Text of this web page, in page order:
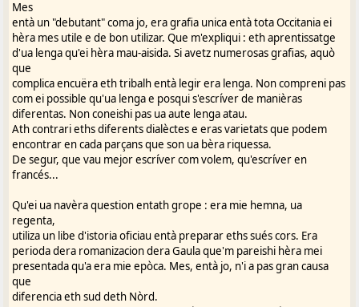
gascoûn. E,
supausan bahide que la póu de las péques ourtougrafiques e-n sie
la cause,
qu'a l'amabilitat de segnala lou courrectou ourtougrafic de Per
noste.
Ta ço de you, s'escrìvi en francés, qu'éy ta eslaryi lou lectourat,
permou
que nou soun pas mayouritàris lous qui coumprénën lou gascoûn,
talèu sourtit
de "adixat, quin ve va ?" e "macarèu, quin xapèu !".
Et ta ço de l'ourtougrafie, qu'abandounèy la dous ouccitanistes
a, au parat dous mêns recèrcs souciolinguistics e istourics
preliminàris a
l'espausat de las mies idées sus la grafie dou gascoûn oéy lou die.
Que poux
escrivë en la grafie dou courrrectou xéns éth, en la grafie de
l'Escole
Gastou Febus de 1905, en la grafie classique adaptade au gascoûn
Mes
entà un "debutant" coma jo, era grafia unica entà tota Occitania ei
hèra mes utile e de bon utilizar. Que m'expliqui : eth aprentissatge
d'ua lenga qu'ei hèra mau-aisida. Si avetz numerosas grafias, aquò
que
complica encuëra eth tribalh entà legir era lenga. Non compreni pas
com ei possible qu'ua lenga e posqui s'escríver de manièras
diferentas. Non coneishi pas ua aute lenga atau.
Ath contrari eths diferents dialèctes e eras varietats que podem
encontrar en cada parçans que son ua bèra riquessa.
De segur, que vau mejor escríver com volem, qu'escríver en
francés...
Qu'ei ua navèra question entath grope : era mie hemna, ua
regenta,
utiliza un libe d'istoria oficiau entà preparar eths sués cors. Era
perioda dera romanizacion dera Gaula que'm pareishi hèra mei
presentada qu'a era mie epòca. Mes, entà jo, n'i a pas gran causa
que
diferencia eth sud deth Nòrd.